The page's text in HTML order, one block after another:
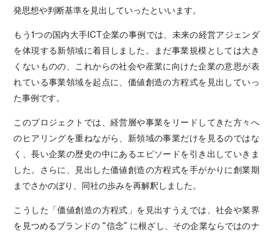
発思想や判断基準を見出していったといいます。
もう1つの国内大手ICT企業の事例では、未来の経営アジェンダ
を体現する新領域に着目しました。まだ事業規模としては大き
くないものの、これからの社会や産業に向けた企業の意思が表
れている事業領域を起点に、価値創造の方程式を見出していっ
た事例です。
このプロジェクトでは、経営層や事業をリードしてきた方々へ
のヒアリングを重ねながら、新領域の事業だけを見るのではな
く、長い企業の歴史の中にあるエピソードを引き出していきま
した。さらに、見出した価値創造の方程式を手がかりに創業期
までさかのぼり、同社の歩みを再解釈しました。
こうした「価値創造の方程式」を見出すうえでは、社会や業界
を見つめるブランドの “信念” に根ざし、その企業ならではのナ